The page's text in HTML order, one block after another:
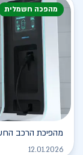
מהפכה חשמלית
מהפיכת הרכב
12.01.2026